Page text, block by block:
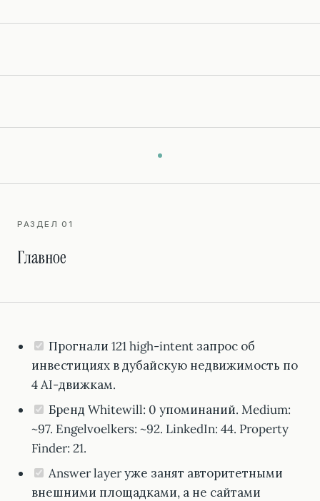
РАЗДЕЛ 01
Главное
Прогнали 121 high-intent запрос об
инвестициях в дубайскую недвижимость по
4 AI-движкам.
Бренд Whitewill: 0 упоминаний. Medium:
~97. Engelvoelkers: ~92. LinkedIn: 44. Property
Finder: 21.
Answer layer уже занят авторитетными
внешними площадками, а не сайтами